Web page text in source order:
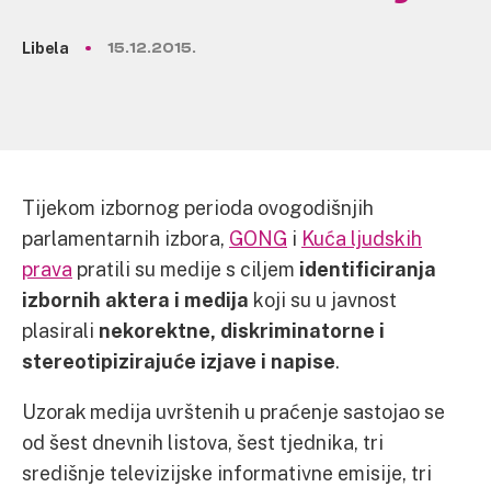
Libela 15.12.2015.
Tijekom izbornog perioda ovogodišnjih
parlamentarnih izbora, GONG i Kuća ljudskih
prava pratili su medije s ciljem identificiranja
izbornih aktera i medija koji su u javnost
plasirali nekorektne, diskriminatorne i
stereotipizirajuće izjave i napise.
Uzorak medija uvrštenih u praćenje sastojao se
od šest dnevnih listova, šest tjednika, tri
središnje televizijske informativne emisije, tri